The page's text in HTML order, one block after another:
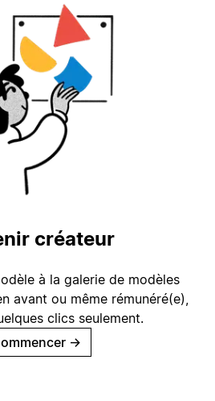
créateur
à la galerie de modèles
avant ou même rémunéré(e),
clics seulement.
→